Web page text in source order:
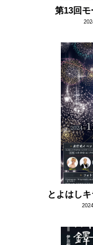
第13回
とよはし